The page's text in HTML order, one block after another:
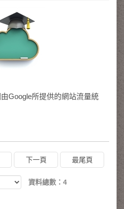
Google所提供的網站流量統
下一頁 最尾頁
資料總數：4